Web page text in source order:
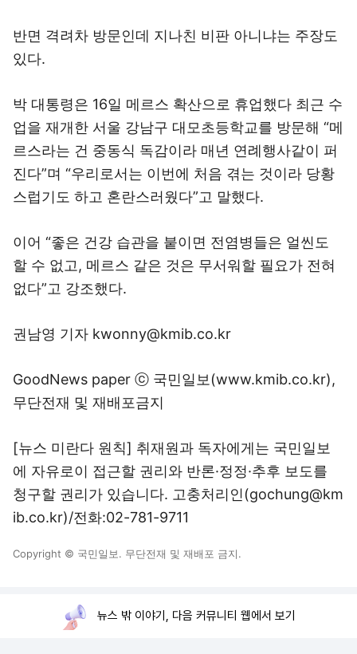
반면 격려차 방문인데 지나친 비판 아니냐는 주장도
있다.
박 대통령은 16일 메르스 확산으로 휴업했다 최근 수
업을 재개한 서울 강남구 대모초등학교를 방문해 “메
르스라는 건 중동식 독감이라 매년 연례행사같이 퍼
진다”며 “우리로서는 이번에 처음 겪는 것이라 당황
스럽기도 하고 혼란스러웠다”고 말했다.
이어 “좋은 건강 습관을 붙이면 전염병들은 얼씬도
할 수 없고, 메르스 같은 것은 무서워할 필요가 전혀
없다”고 강조했다.
권남영 기자 kwonny@kmib.co.kr
GoodNews paper ⓒ 국민일보(www.kmib.co.kr),
무단전재 및 재배포금지
[뉴스 미란다 원칙] 취재원과 독자에게는 국민일보
에 자유로이 접근할 권리와 반론·정정·추후 보도를
청구할 권리가 있습니다. 고충처리인(gochung@km
ib.co.kr)/전화:02-781-9711
Copyright © 국민일보. 무단전재 및 재배포 금지.
뉴스 밖 이야기, 다음 커뮤니티 웹에서 보기